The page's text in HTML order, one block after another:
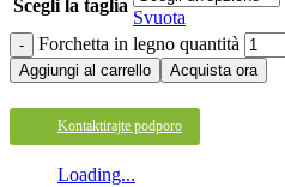
Scegli la taglia
Svuota
Forchetta in legno quantità
Aggiungi al carrello Acquista ora
Kontaktirajte podporo
Loading...